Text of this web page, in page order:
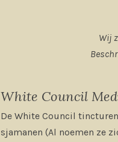
Wij
White Council
De White Council
sjamanen (Al noemen ze